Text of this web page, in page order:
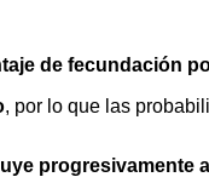
de fecundación
, por lo que las
progresivamente